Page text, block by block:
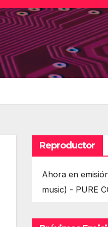
Reproductor
Ahora en
music) - PURE